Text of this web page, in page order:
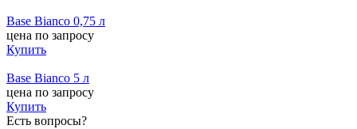
Base Bianco 0,75 л
цена по запросу
Купить
Base Bianco 5 л
цена по запросу
Купить
Есть вопросы?